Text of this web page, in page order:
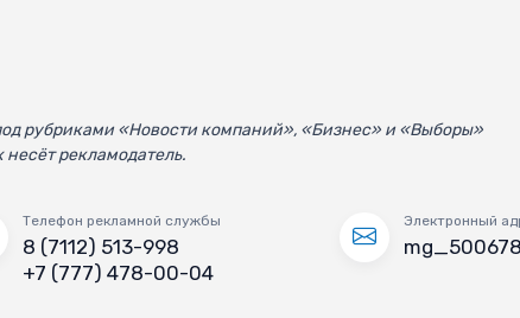
рубриками «Новости компаний», «Бизнес» и «Выборы»
рекламодатель.
Телефон рекламной службы
8 (7112) 513-998
+7 (777) 478-00-04
Электронный